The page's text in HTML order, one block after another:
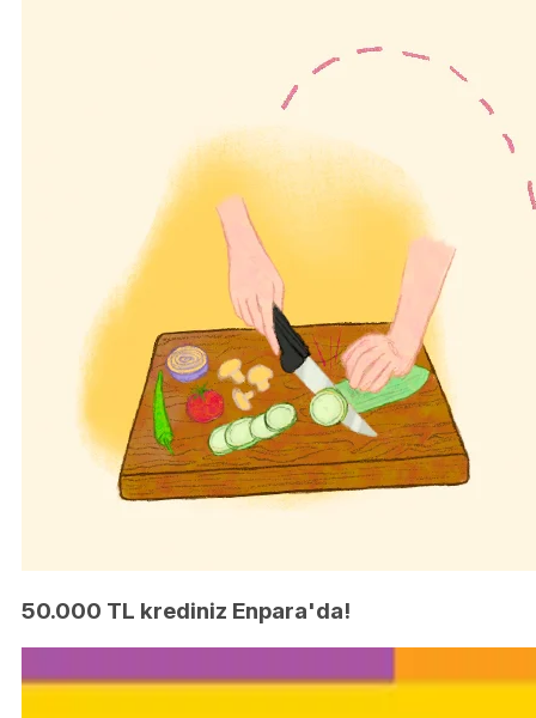
50.000 TL krediniz Enpara'da!